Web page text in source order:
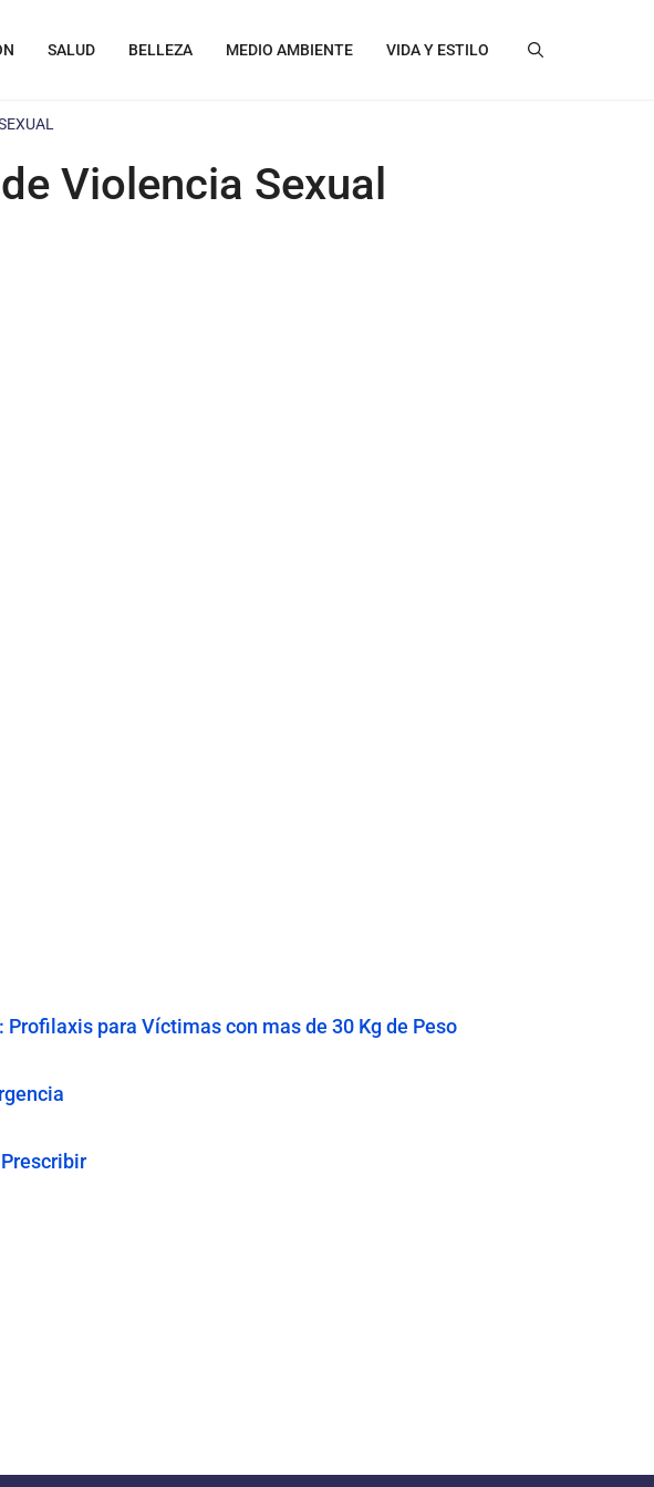
SALUD BELLEZA MEDIO AMBIENTE VIDA Y ESTILO
Violencia Sexual
para Víctimas con mas de 30 Kg de Peso